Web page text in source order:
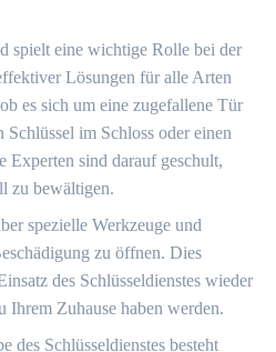
spielt eine wichtige Rolle bei der
Lösungen für alle Arten
es sich um eine zugefallene Tür
Schlüssel im Schloss oder einen
Experten sind darauf geschult,
zu bewältigen.​
spezielle Werkzeuge und
zu öffnen.​ Dies
des Schlüsseldienstes wieder
Ihrem Zuhause haben werden.​
des Schlüsseldienstes besteht